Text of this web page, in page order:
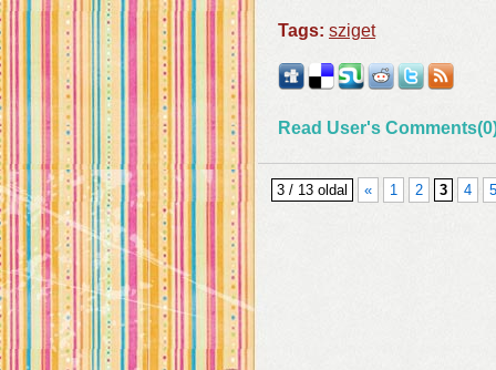
Tags: sziget
Read User's
3 / 13 oldal « 1 2 3 4 5